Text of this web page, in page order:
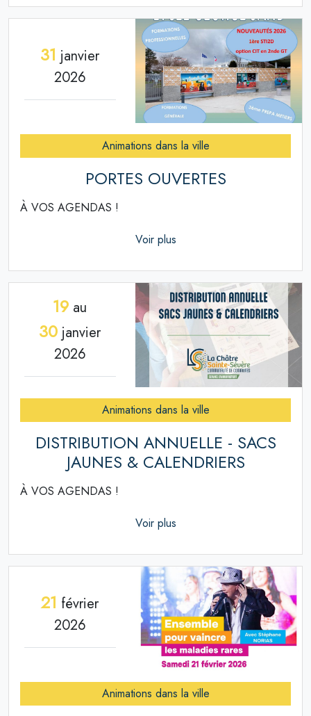
31 janvier
2026
Animations dans la ville
PORTES OUVERTES
À VOS AGENDAS !
Voir plus
19 au
30 janvier
2026
Animations dans la ville
DISTRIBUTION ANNUELLE - SACS
JAUNES & CALENDRIERS
À VOS AGENDAS !
Voir plus
21 février
2026
Animations dans la ville